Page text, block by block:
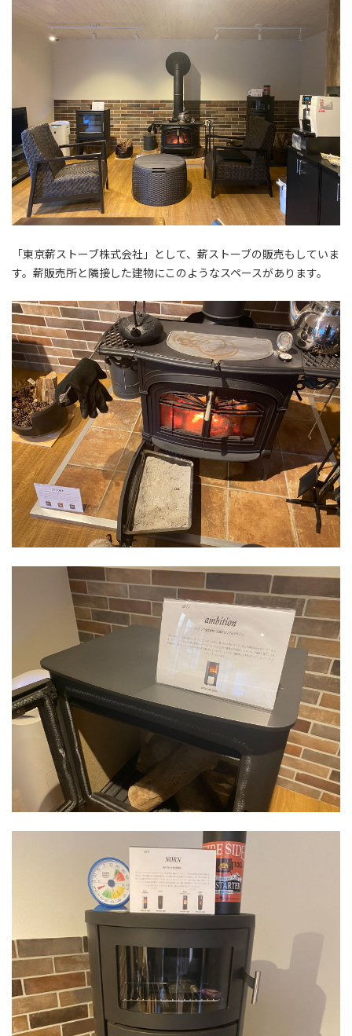
「東京薪ストーブ株式会社」として、薪ストーブの販売もしていま
す。薪販売所と隣接した建物にこのようなスペースがあります。